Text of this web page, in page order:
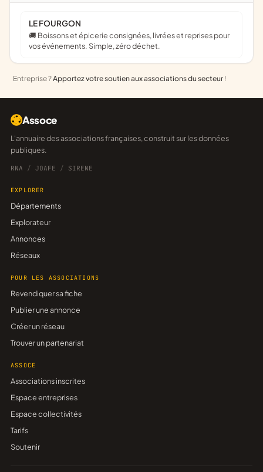
LE FOURGON
🚚 Boissons et épicerie consignées, livrées et reprises pour
vos événements. Simple, zéro déchet.
Entreprise ?Apportez votre soutien aux associations du secteur !
Assoce
L'annuaire des associations françaises, construit sur les données
publiques.
RNA / JOAFE / SIRENE
EXPLORER
Départements
Explorateur
Annonces
Réseaux
POUR LES ASSOCIATIONS
Revendiquer sa fiche
Publier une annonce
Créer un réseau
Trouver un partenariat
ASSOCE
Associations inscrites
Espace entreprises
Espace collectivités
Tarifs
Soutenir